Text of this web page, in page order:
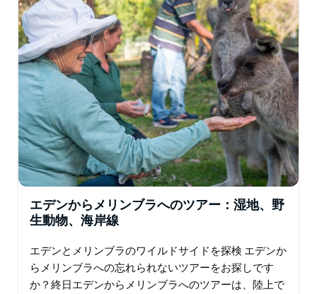
エデンからメリンブラへのツアー：湿地、野
生動物、海岸線
エデンとメリンブラのワイルドサイドを探検 エデンか
らメリンブラへの忘れられないツアーをお探しです
か？終日エデンからメリンブラへのツアーは、陸上で